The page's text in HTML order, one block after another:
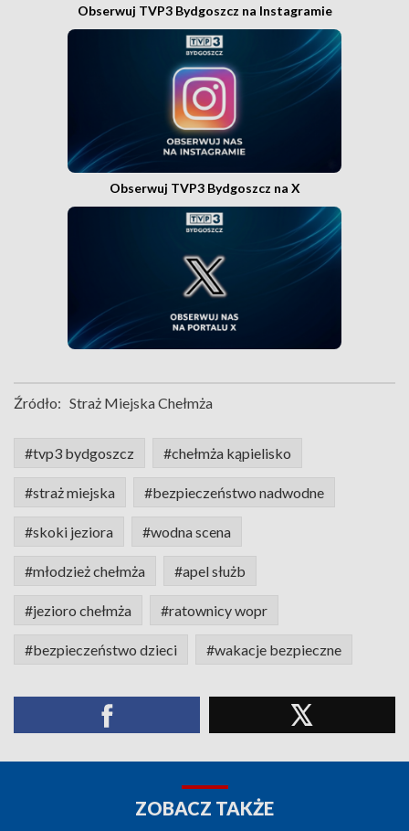
Obserwuj TVP3 Bydgoszcz na Instagramie
Obserwuj TVP3 Bydgoszcz na X
Źródło: Straż Miejska Chełmża
#tvp3 bydgoszcz #chełmża kąpielisko
#straż miejska #bezpieczeństwo nadwodne
#skoki jeziora #wodna scena
#młodzież chełmża #apel służb
#jezioro chełmża #ratownicy wopr
#bezpieczeństwo dzieci #wakacje bezpieczne
ZOBACZ TAKŻE